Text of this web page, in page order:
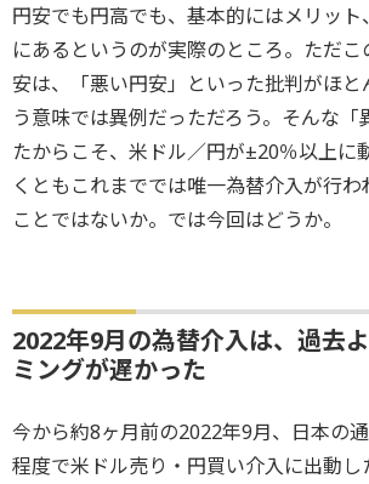
円安でも円高でも、基本的にはメリット
にあるというのが実際のところ。ただ
安は、「悪い円安」といった批判がほ
う意味では異例だっただろう。そんな「
たからこそ、米ドル／円が±20％以上に
くともこれまででは唯一為替介入が行わ
ことではないか。では今回はどうか。
2022年9月の為替介入は、過去
ミングが遅かった
今から約8ヶ月前の2022年9月、日本の
程度で米ドル売り・円買い介入に出動し